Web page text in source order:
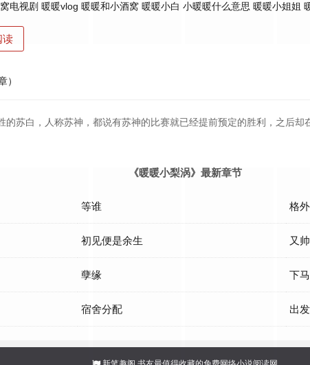
电视剧 暖暖vlog 暖暖和小酒窝 暖暖小白 小暖暖什么意思 暖暖小姐姐
读
）
的苏白，人称苏神，都说有苏神的比赛就已经提前预定的胜利，之后
《暖暖小梨涡》最新章节
等谁 格
初见便是余生 又
孽缘 下
宿舍分配 出